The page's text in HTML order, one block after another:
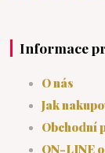
Informace
O nás
Jak
Obchodní
ON-LINE